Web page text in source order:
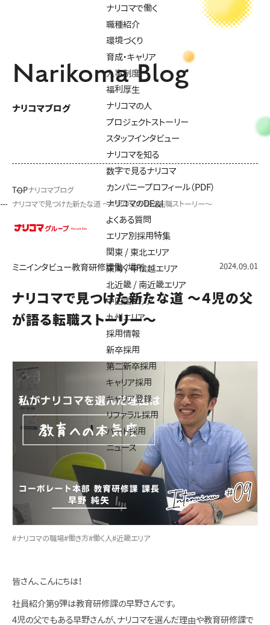
ナリコマで働く
職種紹介
環境づくり
育成・キャリア
人事制度
福利厚生
ナリコマの人
プロジェクトストーリー
スタッフインタビュー
ナリコマを知る
数字で見るナリコマ
カンパニープロフィール（PDF）
ナリコマのDE&I
よくある質問
エリア別採用特集
関東 / 東北エリア
東海 / 甲信越エリア
北近畿 / 南近畿エリア
中四国エリア
九州エリア
採用情報
新卒採用
第二新卒採用
キャリア採用
キャリア登録
リファラル採用
パート採用
ニュース
Narikoma Blog
ナリコマブログ
TOPナリコマブログ
ナリコマで見つけた新たな道 ～４児の父が語る転職ストーリー～
ミニインタビュー教育研修課働く場所 2024.09.01
ナリコマで見つけた新たな道 ～４児の父
が語る転職ストーリー～
#ナリコマの職場#働き方#働く人#近畿エリア
皆さん、こんにちは！
社員紹介第9弾は教育研修課の早野さんです。
4児の父でもある早野さんが、ナリコマを選んだ理由や教育研修課で